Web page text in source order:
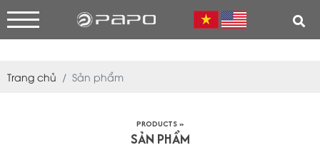
Trang chủ Sản phẩm
PRODUCTS »
SẢN PHẨM